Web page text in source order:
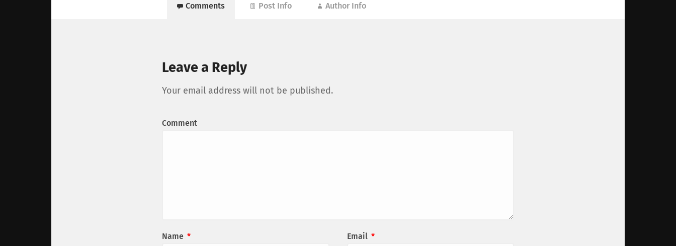
Comments Post Info Author Info
Leave a Reply
Your email address will not be published.
Comment
Name * Email *